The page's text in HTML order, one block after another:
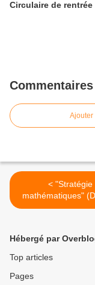
Circulaire de rentrée
Commentaires
Ajouter
< "Stratégie
mathématiques"
du ministère)
Hébergé par
Top articles
Pages